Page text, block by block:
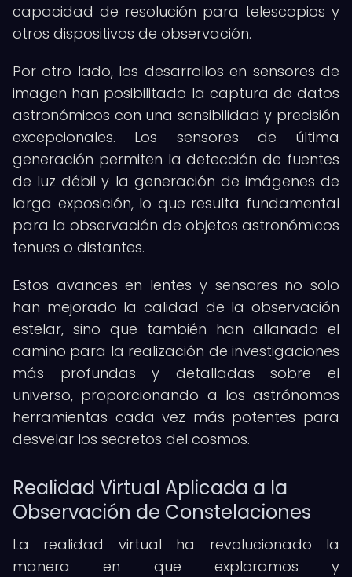
capacidad de resolución para telescopios y
otros dispositivos de observación.
Por otro lado, los desarrollos en sensores de
imagen han posibilitado la captura de datos
astronómicos con una sensibilidad y precisión
excepcionales. Los sensores de última
generación permiten la detección de fuentes
de luz débil y la generación de imágenes de
larga exposición, lo que resulta fundamental
para la observación de objetos astronómicos
tenues o distantes.
Estos avances en lentes y sensores no solo
han mejorado la calidad de la observación
estelar, sino que también han allanado el
camino para la realización de investigaciones
más profundas y detalladas sobre el
universo, proporcionando a los astrónomos
herramientas cada vez más potentes para
desvelar los secretos del cosmos.
Realidad Virtual Aplicada a la
Observación de Constelaciones
La realidad virtual ha revolucionado la
manera en que exploramos y